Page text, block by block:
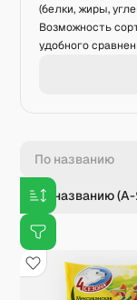
(белки, жиры,
Возможность
удобного
По названию